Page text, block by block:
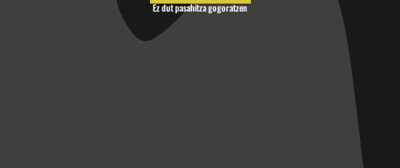
Ez dut pasahitza gogoratzen